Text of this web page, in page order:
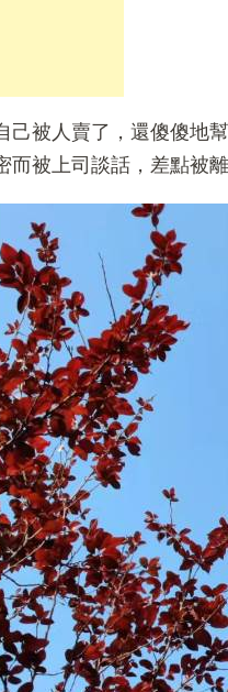
己被人賣了，還傻傻地
被上司談話，差點被離